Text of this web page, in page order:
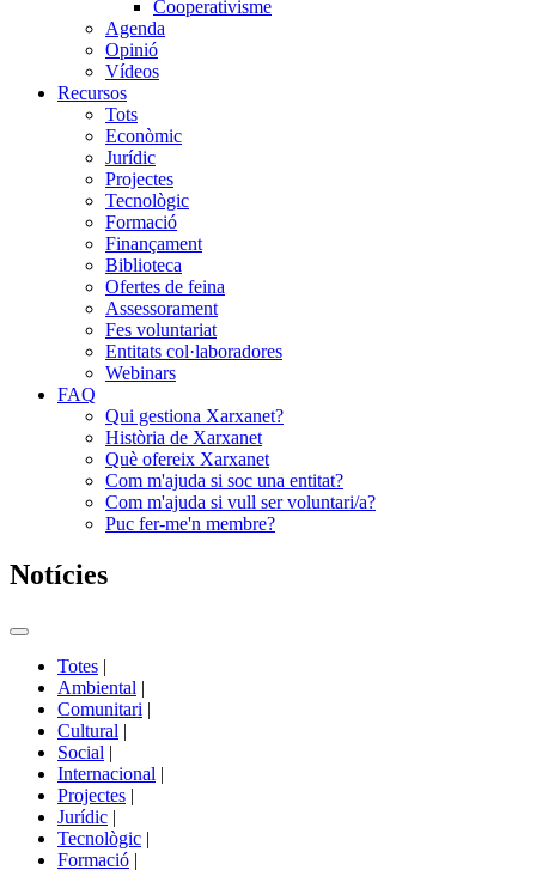
Cooperativisme
Agenda
Opinió
Vídeos
Recursos
Tots
Econòmic
Jurídic
Projectes
Tecnològic
Formació
Finançament
Biblioteca
Ofertes de feina
Assessorament
Fes voluntariat
Entitats col·laboradores
Webinars
FAQ
Qui gestiona Xarxanet?
Història de Xarxanet
Què ofereix Xarxanet
Com m'ajuda si soc una entitat?
Com m'ajuda si vull ser voluntari/a?
Puc fer-me'n membre?
Notícies
Commutador
portals
Totes |
Ambiental |
Comunitari |
Cultural |
Social |
Internacional |
Projectes |
Jurídic |
Tecnològic |
Formació |